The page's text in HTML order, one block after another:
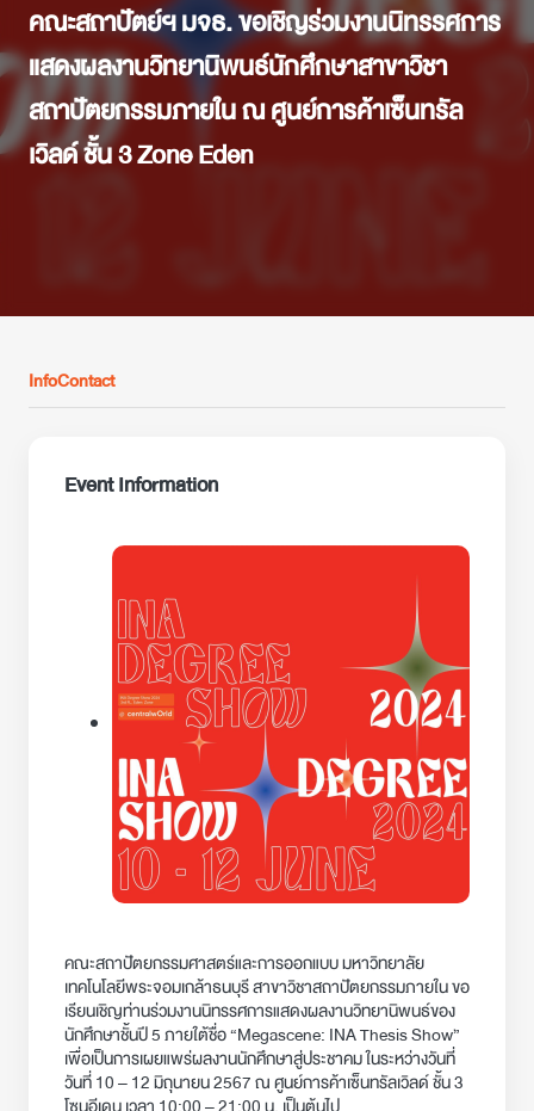
คณะสถาปัตย์ฯ มจธ. ขอเชิญร่วมงานนิทรรศการ
แสดงผลงานวิทยานิพนธ์นักศึกษาสาขาวิชา
สถาปัตยกรรมภายใน ณ ศูนย์การค้าเซ็นทรัล
เวิลด์ ชั้น 3 Zone Eden
InfoContact
Event Information
คณะสถาปัตยกรรมศาสตร์และการออกแบบ มหาวิทยาลัย
เทคโนโลยีพระจอมเกล้าธนบุรี สาขาวิชาสถาปัตยกรรมภายใน ขอ
เรียนเชิญท่านร่วมงานนิทรรศการแสดงผลงานวิทยานิพนธ์ของ
นักศึกษาชั้นปี 5 ภายใต้ชื่อ “Megascene: INA Thesis Show”
เพื่อเป็นการเผยแพร่ผลงานนักศึกษาสู่ประชาคม ในระหว่างวันที่
วันที่ 10 – 12 มิถุนายน 2567 ณ ศูนย์การค้าเซ็นทรัลเวิลด์ ชั้น 3